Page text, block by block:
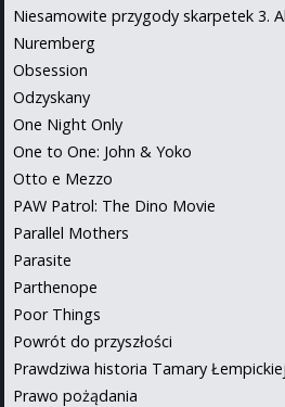
Niesamowite przygody skarpetek 3.
Nuremberg
Obsession
Odzyskany
One Night Only
One to One: John & Yoko
Otto e Mezzo
PAW Patrol: The Dino Movie
Parallel Mothers
Parasite
Parthenope
Poor Things
Powrót do przyszłości
Prawdziwa historia Tamary Łempickiej
Prawo pożądania